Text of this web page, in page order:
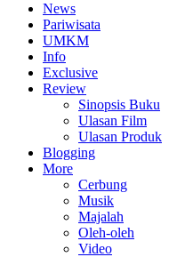
News
Pariwisata
UMKM
Info
Exclusive
Review
Sinopsis Buku
Ulasan Film
Ulasan Produk
Blogging
More
Cerbung
Musik
Majalah
Oleh-oleh
Video